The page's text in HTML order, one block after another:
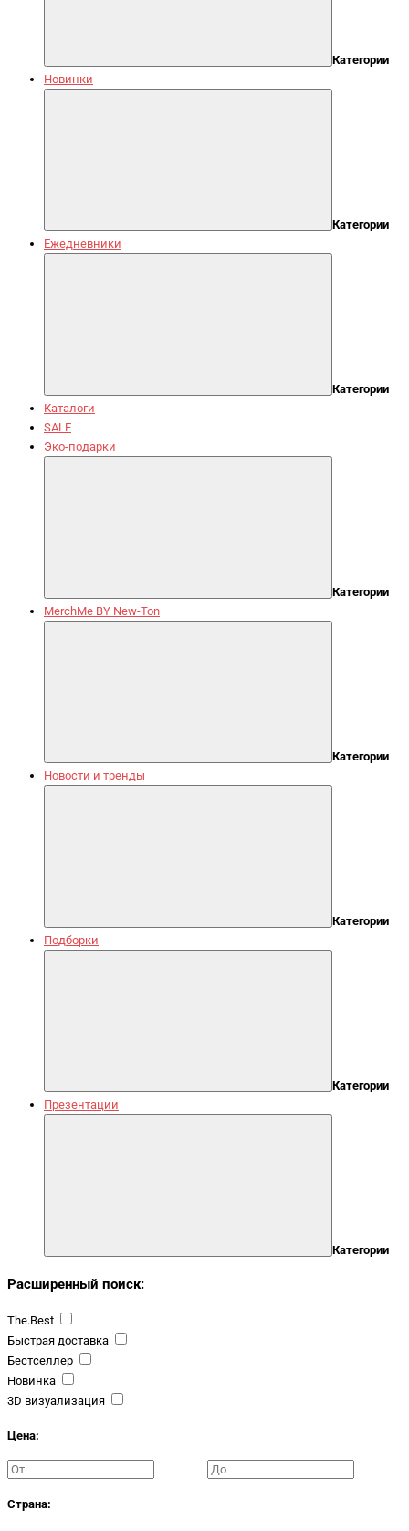
Категории
Новинки
Категории
Ежедневники
Категории
Каталоги
SALE
Эко-подарки
Категории
MerchMe BY New-Ton
Категории
Новости и тренды
Категории
Подборки
Категории
Презентации
Категории
Расширенный поиск:
The.Best
Быстрая доставка
Бестселлер
Новинка
3D визуализация
Цена:
Страна: